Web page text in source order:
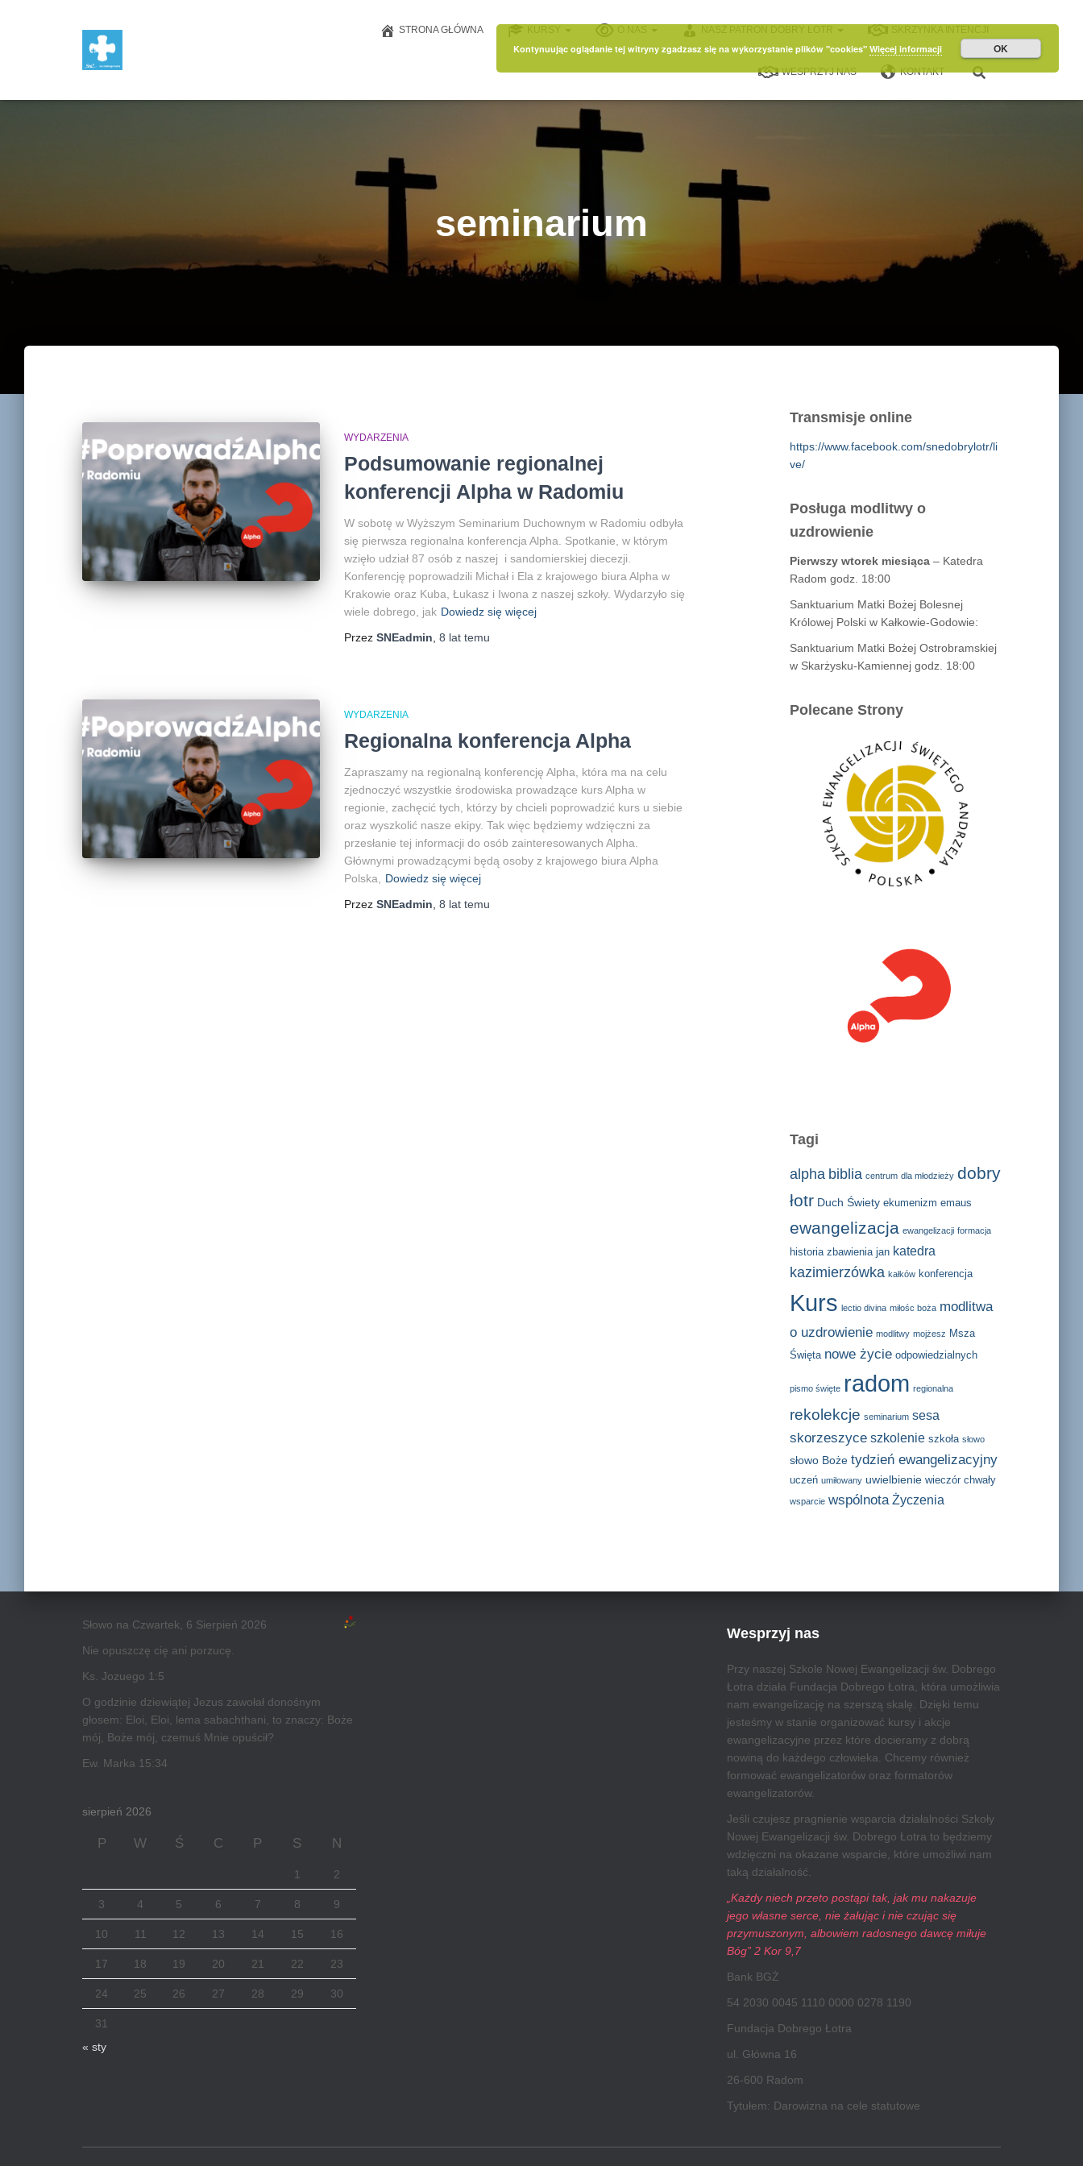
STRONA GŁÓWNA KURSY O NAS NASZ PATRON DOBRY ŁOTR SKRZYNKA INTENCJI
WESPRZYJ NAS KONTAKT
seminarium
WYDARZENIA
Podsumowanie regionalnej
konferencji Alpha w Radomiu
W sobotę w Wyższym Seminarium Duchownym w Radomiu odbyła
się pierwsza regionalna konferencja Alpha. Spotkanie, w którym
wzięło udział 87 osób z naszej i sandomierskiej diecezji.
Konferencję poprowadzili Michał i Ela z krajowego biura Alpha w
Krakowie oraz Kuba, Łukasz i Iwona z naszej szkoły. Wydarzyło się
wiele dobrego, jak Dowiedz się więcej
Przez SNEadmin 8 lat temu
WYDARZENIA
Regionalna konferencja Alpha
Zapraszamy na regionalną konferencję Alpha, która ma na celu
zjednoczyć wszystkie środowiska prowadzące kurs Alpha w
regionie, zachęcić tych, którzy by chcieli poprowadzić kurs u siebie
oraz wyszkolić nasze ekipy. Tak więc będziemy wdzięczni za
przesłanie tej informacji do osób zainteresowanych Alpha.
Głównymi prowadzącymi będą osoby z krajowego biura Alpha
Polska,
Dowiedz się więcej
Przez SNEadmin 8 lat temu
Transmisje online
https://www.facebook.com/snedobrylotr/li
ve/
Posługa modlitwy o
uzdrowienie
Pierwszy wtorek miesiąca– Katedra
Radom godz. 18:00
Sanktuarium Matki Bożej Bolesnej
Królowej Polski w Kałkowie-Godowie:
Sanktuarium Matki Bożej Ostrobramskiej
w Skarżysku-Kamiennej godz. 18:00
Polecane Strony
Tagi
alpha biblia centrum dla młodzieży dobry
łotr Duch Świety ekumenizm emaus
ewangelizacja ewangelizacji formacja
historia zbawienia jan katedra
kazimierzówka kałków konferencja
Kurs lectio divina miłośc boża modlitwa
o uzdrowienie modlitwy mojżesz Msza
Święta nowe życie odpowiedzialnych
pismo święte radom regionalna
rekolekcje seminarium sesa
skorzeszyce szkolenie szkoła słowo
słowo Boże tydzień ewangelizacyjny
uczeń umiłowany uwielbienie wieczór chwały
wsparcie wspólnota Życzenia
Słowo na Czwartek, 6 Sierpień 2026
Nie opuszczę cię ani porzucę.
Ks. Jozuego 1:5
O godzinie dziewiątej Jezus zawołał donośnym
głosem: Eloi, Eloi, lema sabachthani, to znaczy: Boże
mój, Boże mój, czemuś Mnie opuścił?
Ew. Marka 15:34
sierpień 2026
P W Ś C P S N
1 2
3 4 5 6 7 8 9
10 11 12 13 14 15 16
17 18 19 20 21 22 23
24 25 26 27 28 29 30
31
« sty
Wesprzyj nas
Przy naszej Szkole Nowej Ewangelizacji św. Dobrego
Łotra działa Fundacja Dobrego Łotra, która umożliwia
nam ewangelizację na szerszą skalę. Dzięki temu
jesteśmy w stanie organizować kursy i akcje
ewangelizacyjne przez które docieramy z dobrą
nowiną do każdego człowieka. Chcemy również
formować ewangelizatorów oraz formatorów
ewangelizatorów.
Jeśli czujesz pragnienie wsparcia działalności Szkoły
Nowej Ewangelizacji św. Dobrego Łotra to będziemy
wdzięczni na okazane wsparcie, które umożliwi nam
taką działalność.
„Każdy niech przeto postąpi tak, jak mu nakazuje
jego własne serce, nie żałując i nie czując się
przymuszonym, albowiem radosnego dawcę miłuje
Bóg” 2 Kor 9,7
Bank BGŻ
54 2030 0045 1110 0000 0278 1190
Fundacja Dobrego Łotra
ul. Główna 16
26-600 Radom
Tytułem: Darowizna na cele statutowe
Kontynuując oglądanie tej witryny zgadzasz się na wykorzystanie plików "cookies" Więcej informacji OK